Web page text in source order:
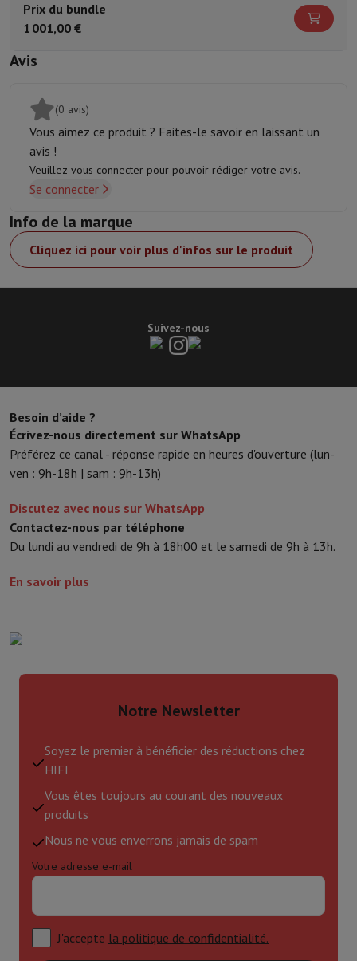
Prix du bundle
1 001,00 €
Avis
(0 avis)
Vous aimez ce produit ? Faites-le savoir en laissant un
avis !
Veuillez vous connecter pour pouvoir rédiger votre avis.
Se connecter
Info de la marque
Cliquez ici pour voir plus d'infos sur le produit
Suivez-nous
Besoin d’aide ?
Écrivez-nous directement sur WhatsApp
Préférez ce canal - réponse rapide en heures d'ouverture (lun-
ven : 9h-18h | sam : 9h-13h)
Discutez avec nous sur WhatsApp
Contactez-nous par téléphone
Du lundi au vendredi de 9h à 18h00 et le samedi de 9h à 13h.
En savoir plus
Notre Newsletter
Soyez le premier à bénéficier des réductions chez
HIFI
Vous êtes toujours au courant des nouveaux
produits
Nous ne vous enverrons jamais de spam
Votre adresse e-mail
J'accepte la politique de confidentialité.